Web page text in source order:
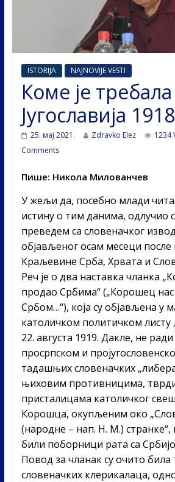
ISTORIJA NAJNOVIJE VESTI
Коме је требала
Југославија
25. мај 2021. Zdravko Elez 1234
Comments
Пише: Никола Милованчев
У жељи да, посебно млади
истину о тим данима, одлучио
преведем са словеначког
објављеног осам месеци после
Краљевине Срба, Хрвата и
Реч је о два наставка чланка
продао Србима“ („Корошец нас
Србом…“), која су објављена у
католичком политичком листу
22. августа 1919. Дакле, не ради
просрпском и
тадашњих словеначких
њиховим противницима,
присталицама католичког
Корошца, окупљеним око
(народне – нап. Н. М.) странке“,
били поборници рата са
Повод за чланак су очито
словеначких клерикалаца,